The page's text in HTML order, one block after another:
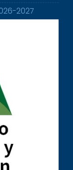
2027